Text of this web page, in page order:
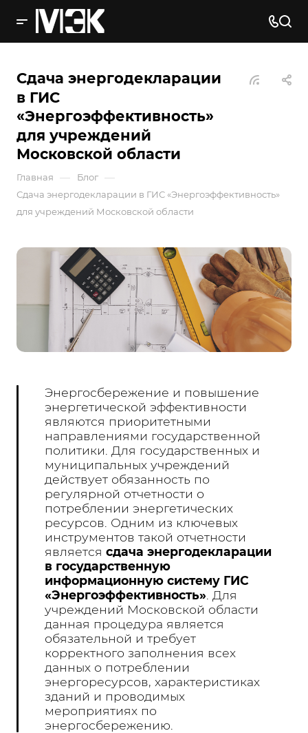
Сдача энергодекларации
в ГИС
«Энергоэффективность»
для учреждений
Московской области
Главная — Блог —
Сдача энергодекларации в ГИС «Энергоэффективность»
для учреждений Московской области
Энергосбережение и повышение
энергетической эффективности
являются приоритетными
направлениями государственной
политики. Для государственных и
муниципальных учреждений
действует обязанность по
регулярной отчетности о
потреблении энергетических
ресурсов. Одним из ключевых
инструментов такой отчетности
является сдача энергодекларации
в государственную
информационную систему ГИС
«Энергоэффективность» . Для
учреждений Московской области
данная процедура является
обязательной и требует
корректного заполнения всех
данных о потреблении
энергоресурсов, характеристиках
зданий и проводимых
мероприятиях по
энергосбережению.